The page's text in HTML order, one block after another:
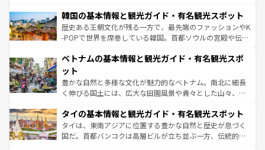
はコンテンツ一覧を参照してほしい。
いる。アクティビティも充実しており、サーフィンやダイ
ビング、ハイキングなど、アウトドア好きにはたまらな
い。オーストラリアの多彩な魅力を存分に味わいつくそ
参照してほしい。
ン）、静ひつな山岳地帯である台湾東部など、都市の喧騒
と山間の静けさが共存しており、訪れる人に新しい発見と
驚きをもたらしてくれる。また、奥深い台湾の食文化も魅
容にもいいと評判のスイーツなど、バラエティ豊かな料理
照してほしい。
韓国の基本情報と観光ガイド・有名観光スポット
歴史ある王朝文化が残る一方で、最先端のファッションやK
-POPで世界を席巻している韓国。首都ソウルの宮殿や伝統
き、地方に足を延ばせば四季折々の自然美を楽しむことが
できる。そして、キムチや焼肉、絶品のストリートフード
まで、さまざまな韓国料理が待っている。夜には、韓国な
らではのナイトライフも堪能できる。あたたかいホスピタ
わってみてほしい。 なお、新着の韓国情報はコンテンツ一
覧 を参照してほしい。
ベトナムの基本情報と観光ガイド・有名観光スポ
ット
豊かな自然と多様な文化が魅力的なベトナム。南北に細長
く伸びる国土には、広大な田園風景や青々とした山々、世
急速な発展と共に伝統が息づく。ハノイの古い町並みやホ
ーチミン市のフランス統治時代の建物も、独特の雰囲気を
醸し出している。また、バラエティの豊かさとおいしさで
タイの基本情報と観光ガイド・有名観光スポット
タイは、東南アジアに位置する豊かな自然と歴史が息づく
国だ。首都バンコクは高層ビルが立ち並ぶ一方、伝統的な